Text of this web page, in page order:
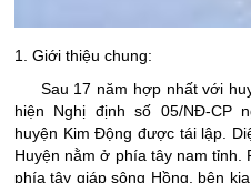
1. Giới thiệu chung:
Sau 17 năm hợp nhất với
hiện Nghị định số 05/NĐ-CP
huyện Kim Động được tái lập.
Huyện nằm ở phía tây nam tỉnh.
phía tây giáp sông Hồng, bên